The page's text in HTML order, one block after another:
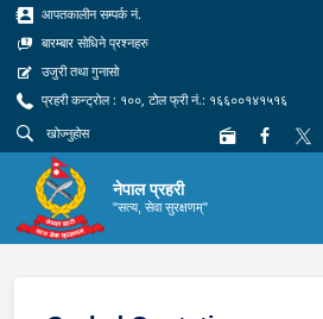
आपतकालीन सम्पर्क नं.
बारम्बार सोधिने प्रश्नहरु
उजुरी तथा गुनासो
प्रहरी कन्ट्रोल : १००, टोल फ्री नं.: १६६००१४१५१६
नेपाल प्रहरी
"सत्य, सेवा सुरक्षणम्"